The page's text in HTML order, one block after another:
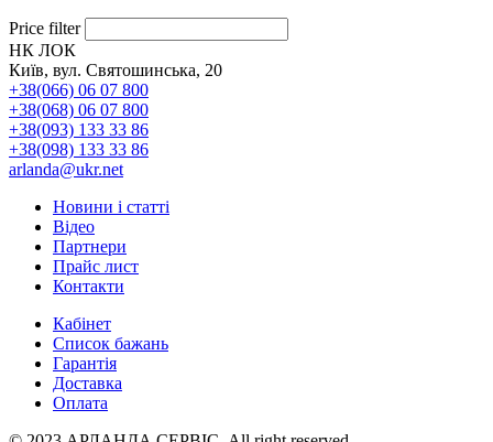
Price filter
НК ЛОК
Київ, вул. Святошинська, 20
+38(066) 06 07 800
+38(068) 06 07 800
+38(093) 133 33 86
+38(098) 133 33 86
arlanda@ukr.net
Новини і статті
Відео
Партнери
Прайс лист
Контакти
Кабінет
Список бажань
Гарантія
Доставка
Оплата